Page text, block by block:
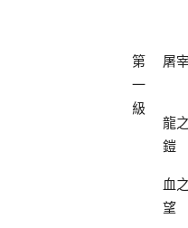
第
一
級
屠
龍
鎧
血
望